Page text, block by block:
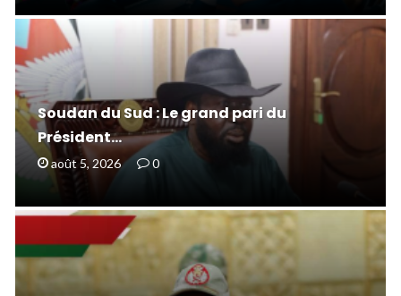
Soudan du Sud : Le grand pari du
Président…
août 5, 2026 0